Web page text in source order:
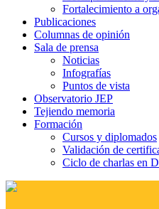
Fortalecimiento a
Publicaciones
Columnas de opinión
Sala de prensa
Noticias
Infografías
Puntos de vista
Observatorio JEP
Tejiendo memoria
Formación
Cursos y diplomados
Validación de
Ciclo de charlas en